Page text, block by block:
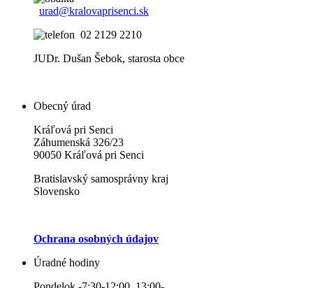
urad@kralovaprisenci.sk
02 2129 2210
JUDr. Dušan Šebok, starosta obce
Obecný úrad
Kráľová pri Senci
Záhumenská 326/23
90050 Kráľová pri Senci
Bratislavský samosprávny kraj
Slovensko
Ochrana osobných údajov
Úradné hodiny